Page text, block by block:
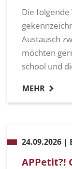
Die
Austausch
möchten
school und
MEHR
24.09.2026 |
APPetit?!